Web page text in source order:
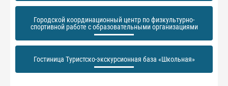
Городской координационный центр по физкультурно-
спортивной работе с образовательными организациями
Гостиница Туристско-экскурсионная база «Школьная»